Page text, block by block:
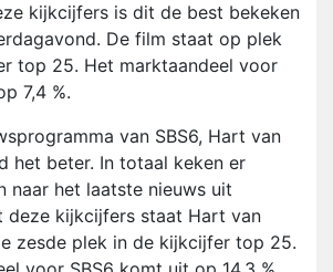
kijkcijfers is dit de best bekeken
De film staat op plek
top 25. Het marktaandeel voor
7,4 %.
van SBS6, Hart van
het beter. In totaal keken er
naar het laatste nieuws uit
deze kijkcijfers staat Hart van
zesde plek in de kijkcijfer top 25.